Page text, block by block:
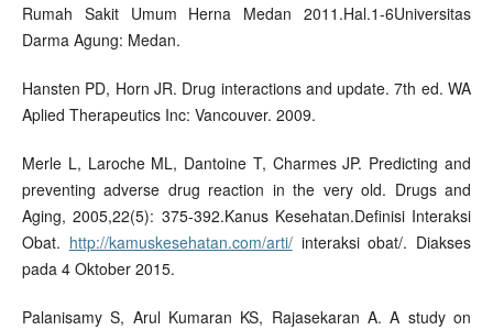
Rumah Sakit Umum Herna Medan 2011.Hal.1-6Universitas
Darma Agung: Medan.
Hansten PD, Horn JR. Drug interactions and update. 7th ed. WA
Aplied Therapeutics Inc: Vancouver. 2009.
Merle L, Laroche ML, Dantoine T, Charmes JP. Predicting and
preventing adverse drug reaction in the very old. Drugs and
Aging, 2005,22(5): 375-392.Kanus Kesehatan.Definisi Interaksi
Obat. http://kamuskesehatan.com/arti/interaksi obat/. Diakses
pada 4 Oktober 2015.
Palanisamy S, Arul Kumaran KS, Rajasekaran A. A study on